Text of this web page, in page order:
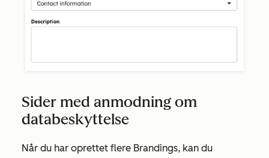
Sider med anmodning om
databeskyttelse
Når du har oprettet flere Brandings, kan du